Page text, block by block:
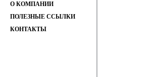
О КОМПАНИИ
ПОЛЕЗНЫЕ ССЫЛКИ
КОНТАКТЫ